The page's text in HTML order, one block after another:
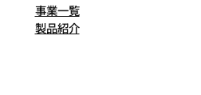
事業一覧
製品紹介